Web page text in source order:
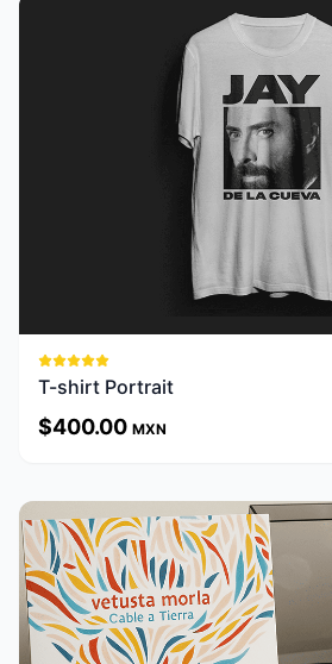
T-shirt Portrait
$400.00 MXN